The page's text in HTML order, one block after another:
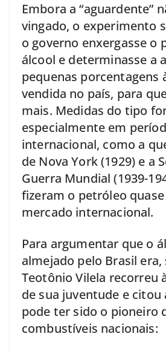
Embora a “aguardente”
vingado, o experimento
o governo enxergasse o
álcool e determinasse a
pequenas porcentagens
vendida no país, para
mais. Medidas do tipo
especialmente em
internacional, como a
de Nova York (1929) e a
Guerra Mundial (1939-
fizeram o petróleo
mercado internacional.
Para argumentar que o
almejado pelo Brasil era,
Teotônio Vilela recorreu
de sua juventude e citou
pode ter sido o pioneiro
combustíveis nacionais: